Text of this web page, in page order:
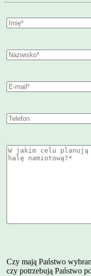
Czy mają Państwo
czy potrzebują Państwo